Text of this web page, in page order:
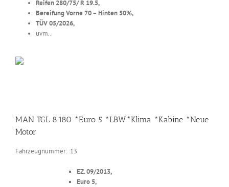
Reifen 280/75/ R 19.5,
Bereifung Vorne 70 – Hinten 50%,
TÜV 05/2026,
uvm..
MAN TGL 8.180 *Euro 5 *LBW*Klima *Kabine *Neue
Motor
Fahrzeugnummer: 13
EZ. 09/2013,
Euro 5,